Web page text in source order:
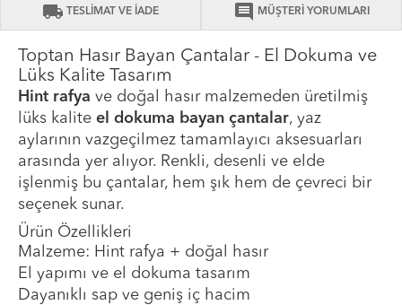
local_shipping TESLİMAT VE İADE comment MÜŞTERİ YORUMLARI
Toptan Hasır Bayan Çantalar - El Dokuma ve
Lüks Kalite Tasarım
Hint rafya ve doğal hasır malzemeden üretilmiş
lüks kalite el dokuma bayan çantalar, yaz
aylarının vazgeçilmez tamamlayıcı aksesuarları
arasında yer alıyor. Renkli, desenli ve elde
işlenmiş bu çantalar, hem şık hem de çevreci bir
seçenek sunar.
Ürün Özellikleri
Malzeme: Hint rafya + doğal hasır
El yapımı ve el dokuma tasarım
Dayanıklı sap ve geniş iç hacim